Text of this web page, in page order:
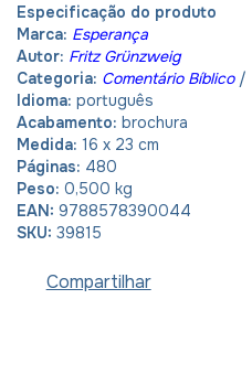
Especificação do produto
Marca: Esperança
Autor: Fritz Grünzweig
Categoria: Comentário Bíblico/
Idioma: português
Acabamento: brochura
Medida: 16 x 23 cm
Páginas: 480
Peso: 0,500 kg
EAN: 9788578390044
SKU: 39815
Compartilhar